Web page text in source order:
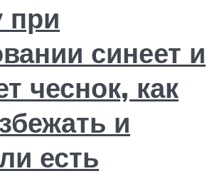
при
синеет и
чеснок, как
и
есть